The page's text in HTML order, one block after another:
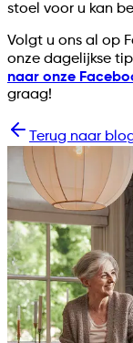
stoel voor u kan
Volgt u ons al op
onze dagelijkse
naar onze
graag!
Terug naar